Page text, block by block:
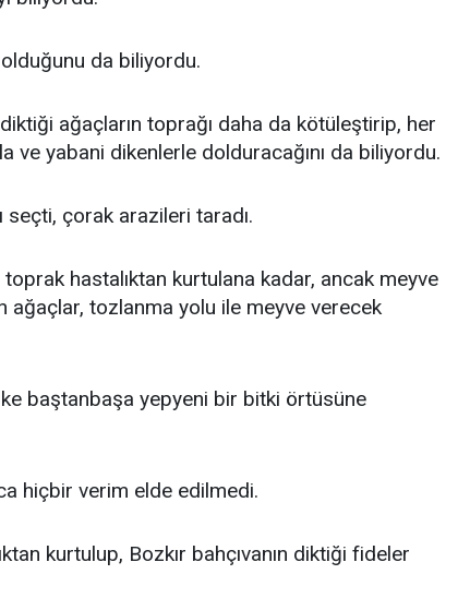
olduğunu da biliyordu.
ağaçların toprağı daha da kötüleştirip, her
ve yabani dikenlerle dolduracağını da biliyordu.
seçti, çorak arazileri taradı.
hastalıktan kurtulana kadar, ancak meyve
ağaçlar, tozlanma yolu ile meyve verecek
baştanbaşa yepyeni bir bitki örtüsüne
hiçbir verim elde edilmedi.
kurtulup, Bozkır bahçıvanın diktiği fideler